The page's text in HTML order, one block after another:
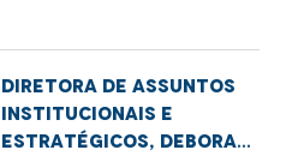
Diretora de Assuntos
Institucionais e
Estratégicos, Debora